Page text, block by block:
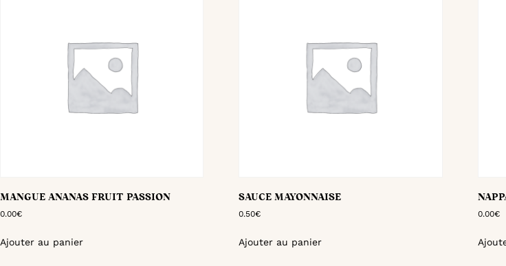
MANGUE ANANAS FRUIT PASSION
0.00€
Ajouter au panier
SAUCE MAYONNAISE
0.50€
Ajouter au panier
0.00€